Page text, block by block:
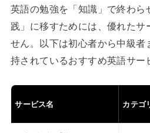
英語の勉強を「知識」で終わら
践」に移すためには、優れたサ
せん。以下は初心者から中級者
持されているおすすめ英語サー
サービス名 カテゴ